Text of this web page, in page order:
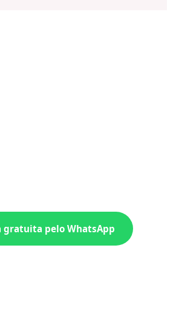
gratuita pelo WhatsApp